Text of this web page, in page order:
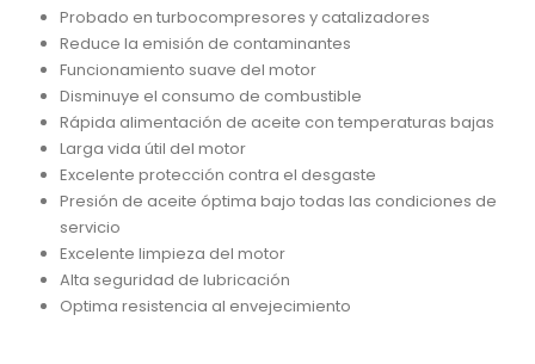
Probado en turbocompresores y catalizadores
Reduce la emisión de contaminantes
Funcionamiento suave del motor
Disminuye el consumo de combustible
Rápida alimentación de aceite con temperaturas bajas
Larga vida útil del motor
Excelente protección contra el desgaste
Presión de aceite óptima bajo todas las condiciones de
servicio
Excelente limpieza del motor
Alta seguridad de lubricación
Optima resistencia al envejecimiento